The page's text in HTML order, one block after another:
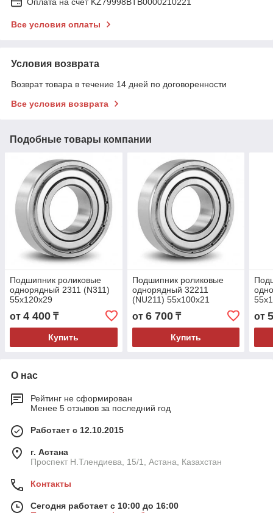
Все условия оплаты
Условия возврата
Возврат товара в течение 14 дней по договоренности
Все условия возврата
Подобные товары компании
Подшипник роликовые
однорядный 2311 (N311)
55x120x29
от 4 400 ₸
Купить
Подшипник роликовые
однорядный 32211
(NU211) 55x100x21
от 6 700₸
Купить
от
О нас
Рейтинг не сформирован
Менее 5 отзывов за последний год
Работает с 12.10.2015
г. Астана
Проспект Н.Тлендиева, 15/1, Астана, Казахстан
Контакты
Сегодня работает с 10:00 до 16:00